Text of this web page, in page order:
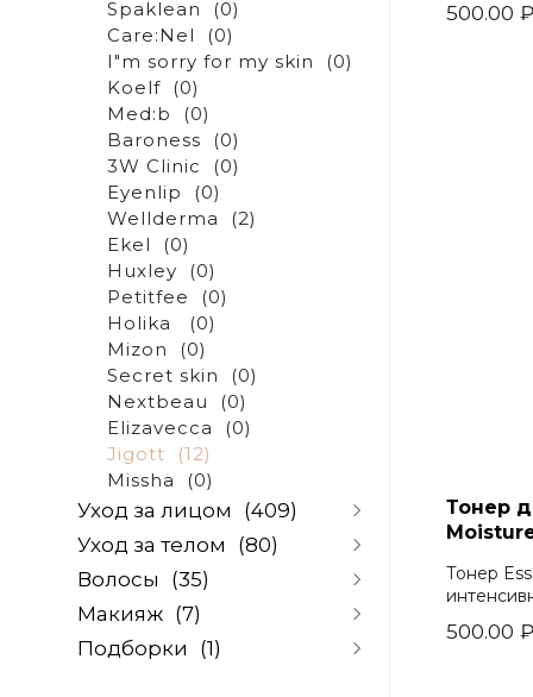
Spaklean
(0)
Care:Nel
(0)
I"m sorry for my skin
(0)
Koelf
(0)
Med:b
(0)
Baroness
(0)
3W Clinic
(0)
Eyenlip
(0)
Wellderma
(2)
Ekel
(0)
Huxley
(0)
Petitfee
(0)
Holika
(0)
Mizon
(0)
Secret skin
(0)
Nextbeau
(0)
Elizavecca
(0)
Jigott
(12)
Missha
(0)
Уход за лицом (409)
Очищение и снятие
макияжа
Скрабы и скатки
Пилинги
(14)
Тоники и лосьоны
Уход за телом (80)
Очищение
Скрабы для тела
Уход за руками
Волосы (35)
Шампуни
Кондиционеры и
Макияж (7)
Базы и основы под
Подборки (1)
₽
500.00
Тонер
Тонер
₽
500.00